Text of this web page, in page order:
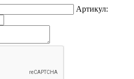
Артикул: